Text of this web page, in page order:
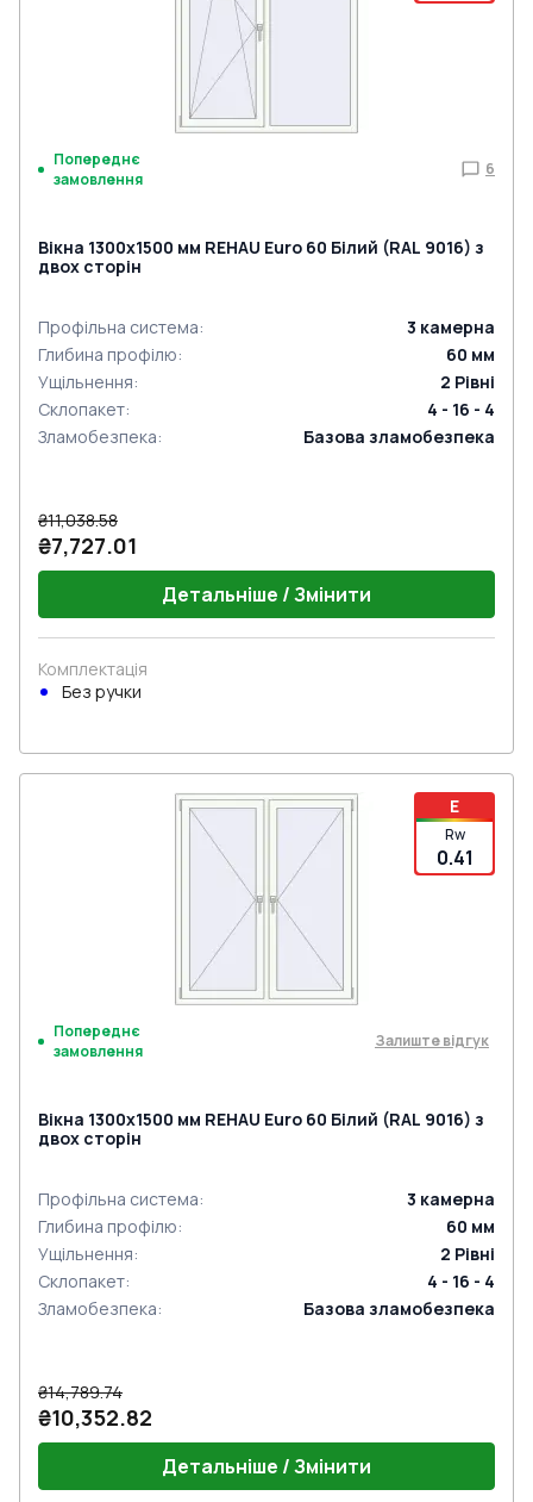
Попереднє
замовлення
6
Вікна 1300x1500 мм REHAU Euro 60 Білий (RAL 9016) з
двох сторін
Профільна система: 3 камерна
Глибина профілю: 60 мм
Ущільнення: 2 Рівні
Склопакет:
4 - 16 - 4
Зламобезпека: Базова зламобезпека
₴11,038.58
₴7,727.01
Детальніше / Змінити
Комплектація
Без ручки
E
Rw
0.41
Попереднє
замовлення
Залиште відгук
Вікна 1300x1500 мм REHAU Euro 60 Білий (RAL 9016) з
двох сторін
Профільна система: 3 камерна
Глибина профілю: 60 мм
Ущільнення: 2 Рівні
Склопакет:
4 - 16 - 4
Зламобезпека: Базова зламобезпека
₴14,789.74
₴10,352.82
Детальніше / Змінити